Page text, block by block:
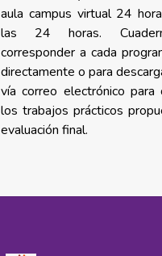
aula campus virtual 24
las 24 horas.
corresponder a cada
directamente o para
vía correo electrónico para
los trabajos prácticos
evaluación final.